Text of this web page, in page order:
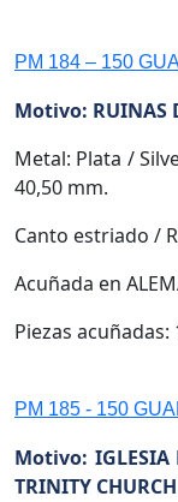
PM 184 – 150
Motivo: RUINAS
Metal: Plata /
40,50 mm.
Canto estriado /
Acuñada en
Piezas acuñadas:
PM 185 - 150
Motivo: IGLESIA
TRINITY CHURCH